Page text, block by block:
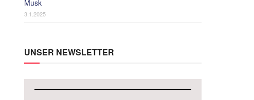
Musk
3.1.2025
UNSER NEWSLETTER